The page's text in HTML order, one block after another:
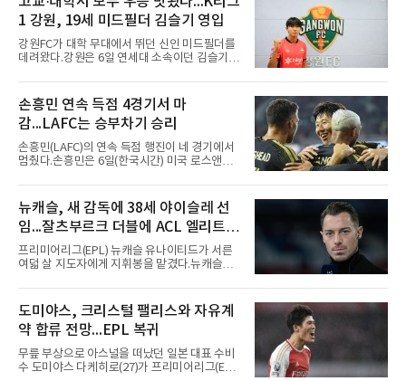
없는 한 그의 첫 출격은 서울이 된다.등번호부터
무게가 실렸다. 이강인은 첫 경기부터 7번을 단
다. 2010년대 팀의 전성기를 이끈 앙투안 그리즈
만이 달았던 번호다.합류 과정은 순탄치 않았다.
스페인으로 건너가려던 그는 병역 특례 행정 절
짧게 호흡을 맞춰 경기에 나선다.역할도 관심사
다. 유려한 탈압박과
1 강원, 19세 미드필더 김슬기 영입
강원FC가 대학 무대에서 뛰던 신인 미드필더를
데려왔다.강원은 6일 연세대 소속이던 김슬기
조건을 갖췄다.이력은 우승으로 채워져 있다. 수
원고 시절 주축으로 활약하며 지난해 전국고등
리그와 추계전국고등대회 우승에 기여했고, 올
해 연세대 진학 후에는 춘계한산대첩기대학대회
정상에 올랐다. 2024년에는 17세 이하(U-17) 대
표팀 훈련에도 소집됐다.김슬기는 입단하게 돼
기쁘고 영광이라며 프로 무대에서도 성장해 팀
손흥민 연속 득점 4경기서 마
감...LAFC는 승부차기 승리
손흥민(LAFC)의 연속 득점 행진이 네 경기에서
멈췄다.손흥민은 6일(한국시간) 미국 로스앤젤
컵 리그 페이즈 1차전 치바스 과달라하라(멕시
코)전에 선발 출전했으나 공격포인트 없이 후반
41분 타일러 보이드와 교체됐다. 이날 골을 넣었
다면 공식전 5경기 연속 득점이었다. 다만 메이
저리그사커(MLS)에서 이어온 4경기 연속골 기
록은 유지된다.경기는 팽팽했다. 전반 38분 다비
드 마르티네스의 땅볼 크로스를 드니 부앙가가
으로 골대 오른쪽 하단을 찔러 균형을 맞췄다.승
부는 승부차기로 갈렸다. LAFC는
뉴캐슬, 새 감독에 38세 야이슬레 선
임...잘츠부르크 더블에 ACL 엘리트 2
연패 경력
프리미어리그(EPL) 뉴캐슬 유나이티드가 서른
여덟 살 지도자에게 지휘봉을 맡겼다.뉴캐슬은
임을 발표했다. 그는 스페인 라망가에서 진행 중
인 프리시즌 캠프에 곧바로 합류했다. 구단은 유
럽 축구계에서 가장 촉망받는 젊은 감독을 데려
왔다고 밝혔다.이력은 이른 나이에 쌓였다. 서른
셋이던 2021년 오스트리아 레드불 잘츠부르크
사령탑에 올라 첫 시즌 리그와 컵대회를 동시에
제패했고, 구단 역사상 처음으로 팀을 유럽축구
도미야스, 크리스털 팰리스와 자유계
약 합류 전망...EPL 복귀
무릎 부상으로 아스널을 떠났던 일본 대표 수비
수 도미야스 다케히로(27)가 프리미어리그(EPL)